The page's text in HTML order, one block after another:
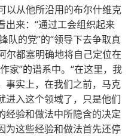
以从他所沿用的布尔什维克
出来：“通过工会组织起来
队的党”的“领导下去争取真
尔都塞明确地将自己定位在
家”的谱系中。“在这里，我
事实上，在我们之前，马克
进入这个领域了，只是他们
经验和做法中所隐含的决定
为这些经验和做法首先还停